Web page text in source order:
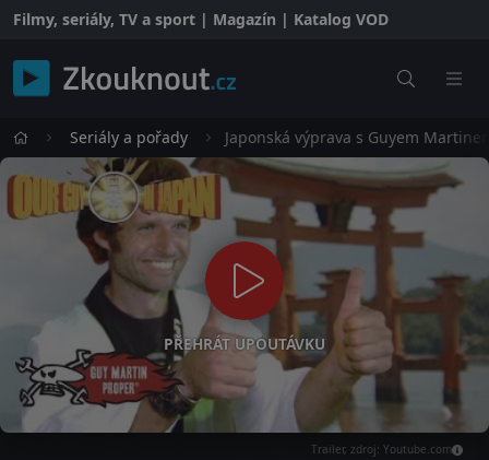
Filmy, seriály, TV a sport | Magazín | Katalog VOD
Seriály a pořady Japonská výprava s Guyem
PŘEHRÁT UPOUTÁVKU
Trailer, zdroj: Youtube.com